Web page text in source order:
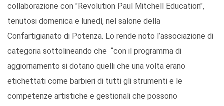
collaborazione con "Revolution Paul Mitchell Education",
tenutosi domenica e lunedì, nel salone della
Confartigianato di Potenza. Lo rende noto l’associazione di
categoria sottolineando che “con il programma di
aggiornamento si dotano quelli che una volta erano
etichettati come barbieri di tutti gli strumenti e le
competenze artistiche e gestionali che possono